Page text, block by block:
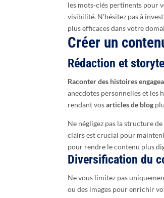
les mots-clés pertinents pour
visibilité. N’hésitez pas à
plus efficaces dans votre
Créer un
Rédaction et
Raconter des histoires
anecdotes personnelles et les
rendant vosarticles de blog
Ne négligez pas la structure
clairs est crucial pour
pour rendre le contenu plus
Diversification du
Ne vous limitez pas
ou des images pour enrichir